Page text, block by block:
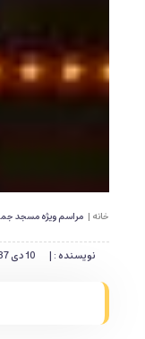
خانه | مراسم ویژه مسجد
نویسنده : | 10 دی 1387